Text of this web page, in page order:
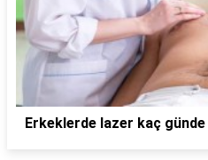
Erkeklerde lazer kaç günde